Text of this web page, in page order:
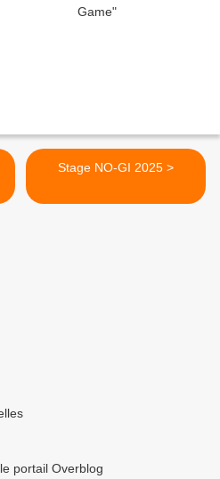
Stage NO-GI 2025 >
portail Overblog